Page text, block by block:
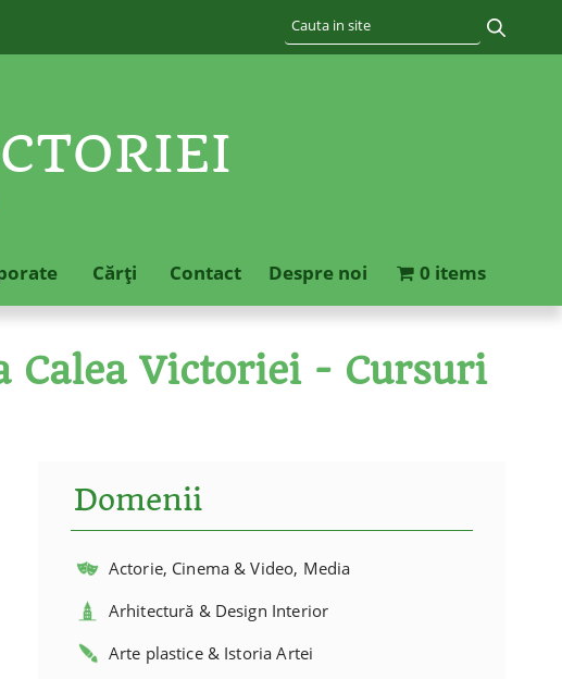
Cărţi Contact Despre noi 0 items
Calea Victoriei - Cursuri
Domenii
Actorie, Cinema & Video, Media
Arhitectură & Design Interior
Arte plastice & Istoria Artei